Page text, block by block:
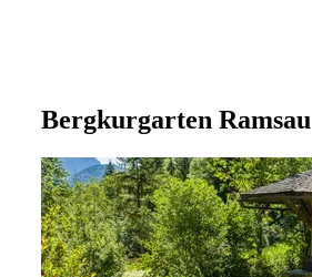
Bergkurgarten Ramsau